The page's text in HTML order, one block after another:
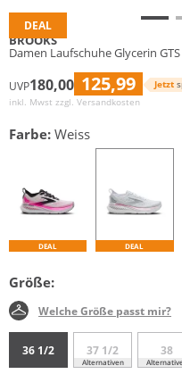
DEAL
BROOKS
Damen Laufschuhe Glycerin
UVP180,00 125,99 Jetzt
inkl. Mwst zzgl. Versandkosten
Farbe: Weiss
DEAL DEAL
Größe:
Welche Größe passt mir?
36 1/2 37 1/2
Alternativen
38